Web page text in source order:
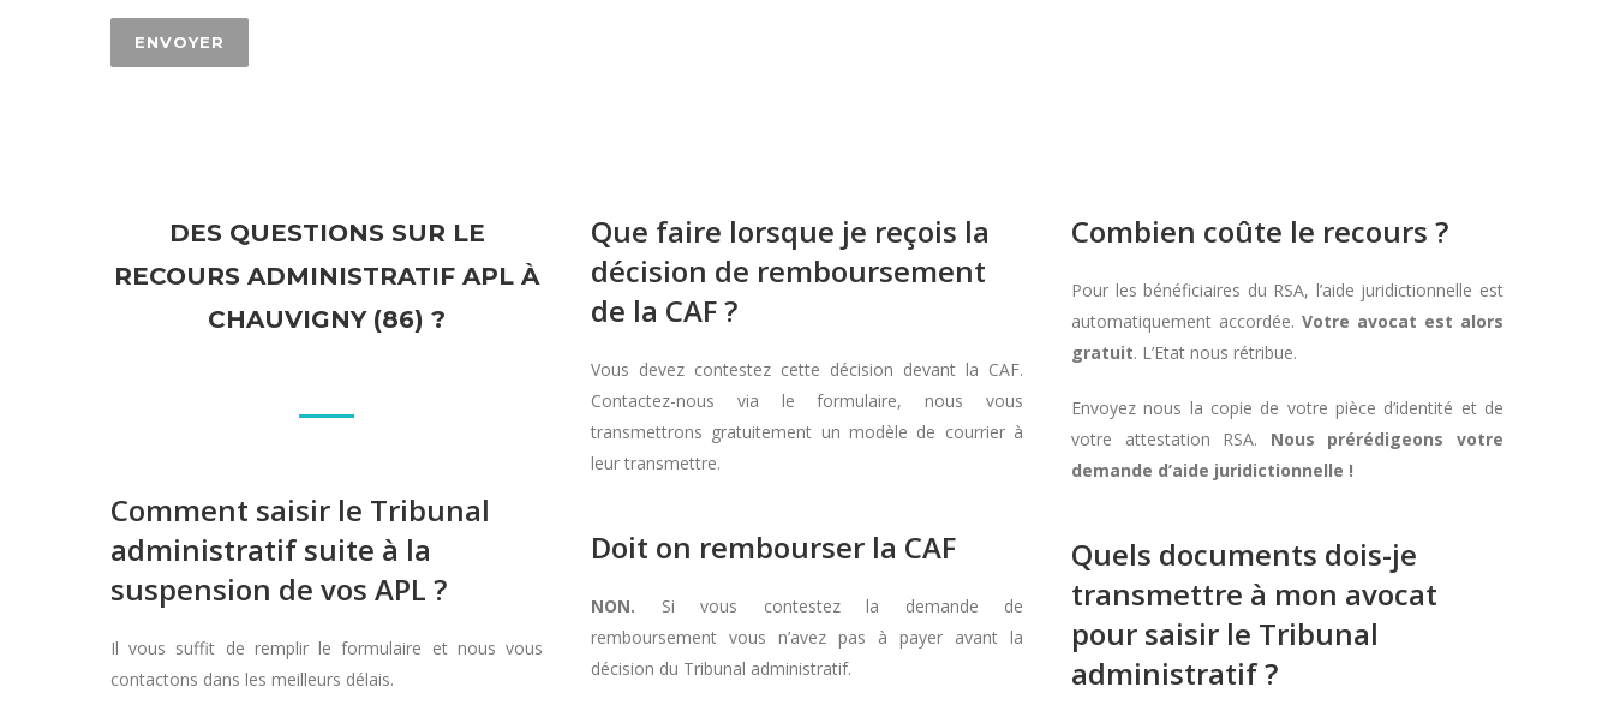
DES QUESTIONS SUR LE
RECOURS ADMINISTRATIF APL À
CHAUVIGNY (86) ?
Comment saisir le Tribunal
administratif suite à la
suspension de vos APL ?
Il vous suffit de remplir le formulaire et nous vous
contactons dans les meilleurs délais.
Que faire lorsque je reçois la
décision de remboursement
de la CAF ?
Vous devez contestez cette décision devant la CAF.
Contactez-nous via le formulaire, nous vous
transmettrons gratuitement un modèle de courrier à
leur transmettre.
Doit on rembourser la CAF
NON. Si vous contestez la demande de
remboursement vous n’avez pas à payer avant la
décision du Tribunal administratif.
Combien coûte le recours ?
Pour les bénéficiaires du RSA, l’aide juridictionnelle est
automatiquement accordée. Votre avocat est alors
gratuit. L’Etat nous rétribue.
Envoyez nous la copie de votre pièce d’identité et de
votre attestation RSA. Nous prérédigeons votre
demande d’aide juridictionnelle !
Quels documents dois-je
transmettre à mon avocat
pour saisir le Tribunal
administratif ?